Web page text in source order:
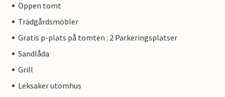
Öppen tomt
Trädgårdsmöbler
Gratis p-plats på tomten : 2 Parkeringsplatser
Sandlåda
Grill
Leksaker utomhus